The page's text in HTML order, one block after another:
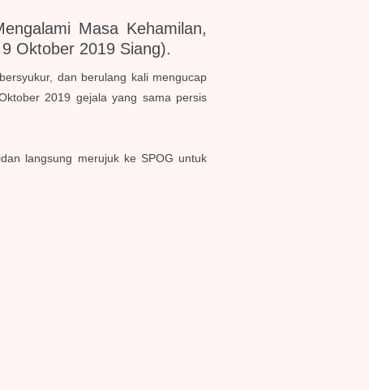
Masa Kehamilan,
Oktober 2019 Siang).
dan berulang kali mengucap
2019 gejala yang sama persis
langsung merujuk ke SPOG untuk